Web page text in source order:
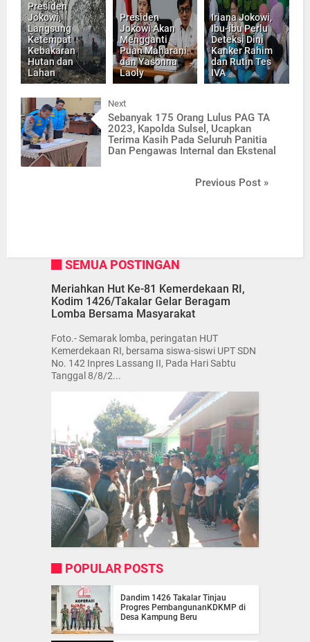
Presiden
Jokowi,
Langsung
Ketempat
Kebakaran
Hutan dan
Lahan
Presiden
Jokowi Akan
Mengganti
Puan Maharani
dan Yasonna
Laoly
Iriana Jokowi,
Ibu-ibu Perlu
Deteksi Dini
Kanker Rahim
dan Rutin Tes
IVA
Next
Sebanyak 175 Orang Lulus PAG TA
2023, Kapolda Sulsel, Ucapkan
Terima Kasih Pada Seluruh Panitia
Dan Pengawas Internal dan Ekstenal
Previous Post »
SEMUA POSTINGAN
Meriahkan Hut Ke-81 Kemerdekaan RI,
Kodim 1426/Takalar Gelar Beragam
Lomba Bersama Masyarakat
Foto.- Semarak lomba, peringatan HUT
Kemerdekaan RI, bersama siswa-siswi UPT SDN
No. 142 Inpres Lassang II, Pada Hari Sabtu
Tanggal 8/8/2...
POPULAR POSTS
Dandim 1426 Takalar Tinjau
Progres PembangunanKDKMP di
Desa Kampung Beru